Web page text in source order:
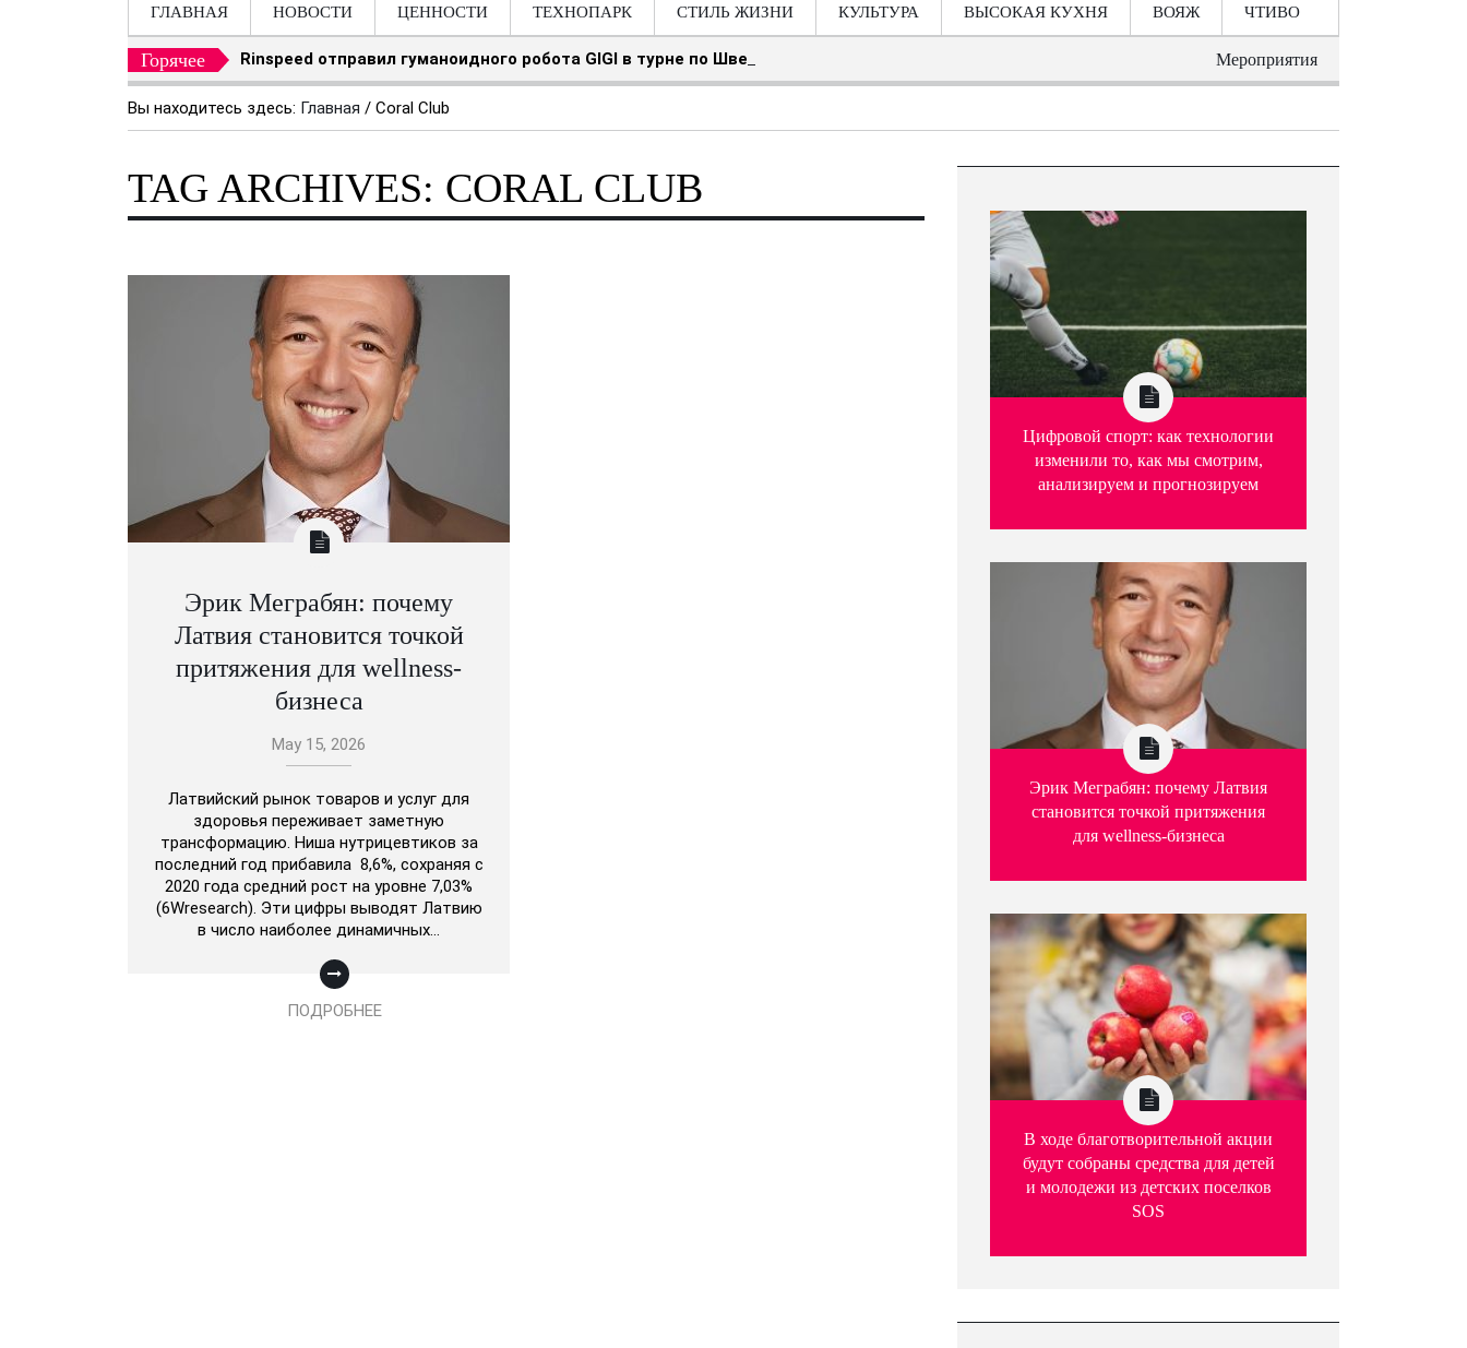
ГЛАВНАЯ НОВОСТИ ЦЕННОСТИ ТЕХНОПАРК СТИЛЬ ЖИЗНИ КУЛЬТУРА ВЫСОКАЯ КУХНЯ ВОЯЖ ЧТИВО
Горячее Rinspeed отправил гуманоидного робота GIGI в турне по Швейцарии Мероприятия
Вы находитесь здесь: Главная / Coral Club
TAG ARCHIVES: CORAL CLUB
Эрик Меграбян: почему
Латвия становится точкой
притяжения для wellness-
бизнеса
May 15, 2026
Латвийский рынок товаров и услуг для
здоровья переживает заметную
трансформацию. Ниша нутрицевтиков за
последний год прибавила 8,6%, сохраняя с
2020 года средний рост на уровне 7,03%
(6Wresearch). Эти цифры выводят Латвию
в число наиболее динамичных…
ПОДРОБНЕЕ
Цифровой спорт: как технологии
изменили то, как мы смотрим,
анализируем и прогнозируем
Эрик Меграбян: почему Латвия
становится точкой притяжения
для wellness-бизнеса
В ходе благотворительной акции
будут собраны средства для детей
и молодежи из детских поселков
SOS